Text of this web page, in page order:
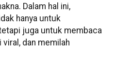
Dalam hal ini,
hanya untuk
juga untuk membaca
dan memilah